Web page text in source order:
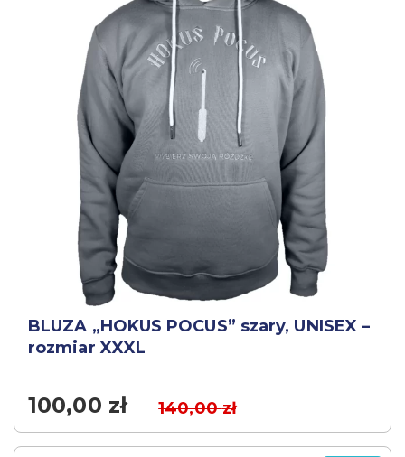
BLUZA „HOKUS POCUS” szary, UNISEX –
rozmiar XXXL
100,00 zł 140,00zł